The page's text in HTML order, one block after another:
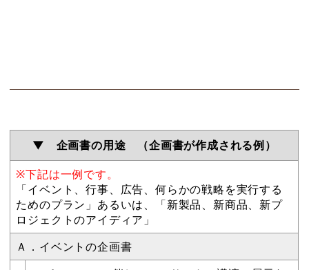
▼ 企画書の用途 （企画書が作成される例）
※下記は一例です。
「イベント、行事、広告、何らかの戦略を実行する
ためのプラン」あるいは、「新製品、新商品、新プ
ロジェクトのアイディア」
Ａ．イベントの企画書